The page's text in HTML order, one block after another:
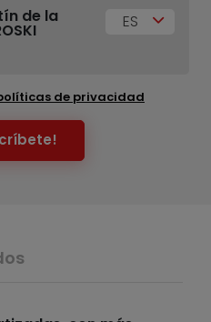
de la
ES
de privacidad